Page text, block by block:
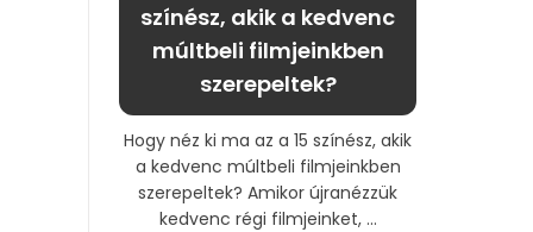
színész, akik a kedvenc
múltbeli filmjeinkben
szerepeltek?
Hogy néz ki ma az a 15 színész, akik
a kedvenc múltbeli filmjeinkben
szerepeltek? Amikor újranézzük
kedvenc régi filmjeinket, ...